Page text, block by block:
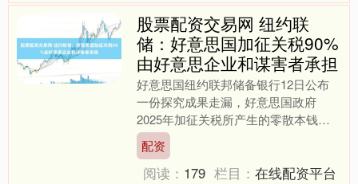
股票配资交易网 纽约联
储：好意思国加征关税90%
由好意思企业和谋害者承担
好意思国纽约联邦储备银行12日公布
一份探究成果走漏，好意思国政府
2025年加征关税所产生的零散本钱中
约有90%由好意思国谋害者和企业承
担。好意思国政府此前屡次声....
配资
阅读： 179 栏目：在线配资平台